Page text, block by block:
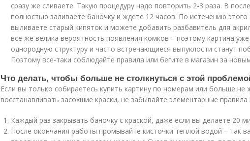
сразу же сливаете. Такую процедуру надо повторить 2-3 раза. В
полностью заливаете баночку и ждете 12 часов. По истечению этого
выливаете старый кипяток и можете добавить разбавитель для
все же велика вероятность появления комков – поэтому картина
однородную структуру и часто встречающиеся выпуклости станут
Поэтому все-таки соблюдайте правила или бегите в магазин за
Что делать, чтобы больше не столкнуться с этой
Если вы только собираетесь купить картину по номерам или больше не
восстанавливать засохшие краски, не забывайте элементарные правила
Каждый раз закрывать баночку с краской, даже если вы делаете 20
После окончания работы промывайте кисточки теплой водой – так